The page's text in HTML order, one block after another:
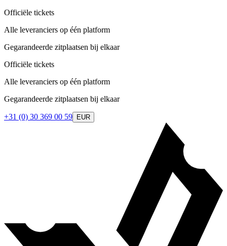
Officiële tickets
Alle leveranciers op één platform
Gegarandeerde zitplaatsen bij elkaar
Officiële tickets
Alle leveranciers op één platform
Gegarandeerde zitplaatsen bij elkaar
+31 (0) 30 369 00 59 EUR